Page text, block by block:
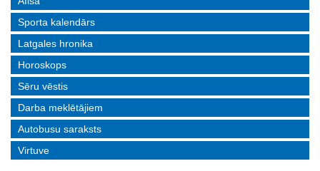
Sporta kalendārs
Latgales hronika
Horoskops
Sēru vēstis
Darba meklētājiem
Autobusu saraksts
Virtuve